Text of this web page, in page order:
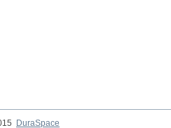
DuraSpace